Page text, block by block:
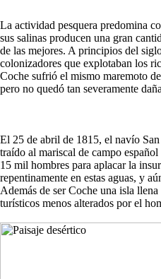
La actividad pesquera predomina
sus salinas producen una gran
de las mejores. A principios del
colonizadores que explotaban los
Coche sufrió el mismo maremoto
pero no quedó tan severamente
El 25 de abril de 1815, el navío
traído al mariscal de campo
15 mil hombres para aplacar la
repentinamente en estas aguas, y
Además de ser Coche una isla
turísticos menos alterados por el